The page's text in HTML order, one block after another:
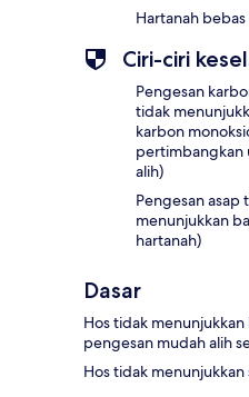
Hartanah
Ciri-ciri
Pengesan
tidak
karbon
pertimbangkan
alih)
Pengesan asap
menunjukkan
hartanah)
Dasar
Hos tidak
pengesan mudah alih
Hos tidak